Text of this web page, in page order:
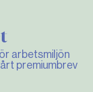
arbetsmiljön
premiumbrev